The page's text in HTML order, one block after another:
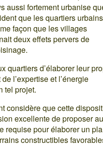
aussi fortement urbanise
que les quartiers urbains
façon que les villages
deux effets pervers de
quartiers d’élaborer leur
l’expertise et l’énergie
tel projet.
considère que cette
excellente de proposer
requise pour élaborer un
constructibles